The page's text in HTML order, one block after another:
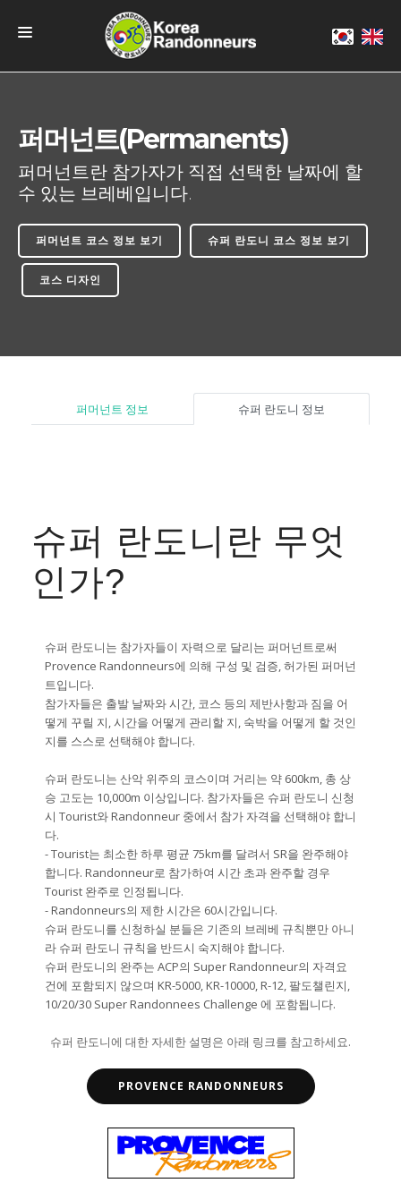
2026 브레베
퍼머넌트
SR-600
KOREA LRM
퍼머넌트(Permanents)
퍼머넌트란 참가자가 직접 선택한 날짜에 할
수 있는 브레베입니다.
퍼머넌트 코스 정보 보기 슈퍼 란도니 코스 정보 보기
코스 디자인
퍼머넌트 정보 슈퍼 란도니 정보
슈퍼 란도니란 무엇
인가?
슈퍼 란도니는 참가자들이 자력으로 달리는 퍼머넌트로써
Provence Randonneurs에 의해 구성 및 검증, 허가된 퍼머넌
트입니다.
참가자들은 출발 날짜와 시간, 코스 등의 제반사항과 짐을 어
떻게 꾸릴 지, 시간을 어떻게 관리할 지, 숙박을 어떻게 할 것인
지를 스스로 선택해야 합니다.
슈퍼 란도니는 산악 위주의 코스이며 거리는 약 600km, 총 상
승 고도는 10,000m 이상입니다. 참가자들은 슈퍼 란도니 신청
시 Tourist와 Randonneur 중에서 참가 자격을 선택해야 합니
다.
- Tourist는 최소한 하루 평균 75km를 달려서 SR을 완주해야
합니다. Randonneur로 참가하여 시간 초과 완주할 경우
Tourist 완주로 인정됩니다.
- Randonneurs의 제한 시간은 60시간입니다.
슈퍼 란도니를 신청하실 분들은 기존의 브레베 규칙뿐만 아니
라 슈퍼 란도니 규칙을 반드시 숙지해야 합니다.
슈퍼 란도니의 완주는 ACP의 Super Randonneur의 자격요
건에 포함되지 않으며 KR-5000, KR-10000, R-12, 팔도챌린지,
10/20/30 Super Randonnees Challenge 에 포함됩니다.
슈퍼 란도니에 대한 자세한 설명은 아래 링크를 참고하세요.
PROVENCE RANDONNEURS